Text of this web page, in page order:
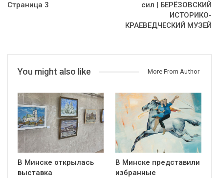
Страница 3
сил | БЕРЁЗОВСКИЙ
ИСТОРИКО-
КРАЕВЕДЧЕСКИЙ МУЗЕЙ
You might also like More From Author
В Минске открылась
выставка
В Минске представили
избранные